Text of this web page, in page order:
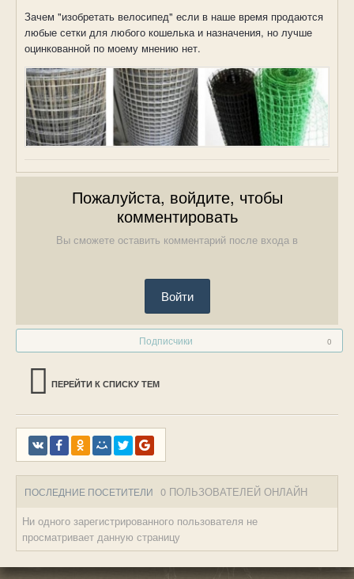
Зачем "изобретать велосипед" если в наше время продаются
любые сетки для любого кошелька и назначения, но лучше
оцинкованной по моему мнению нет.
Пожалуйста, войдите, чтобы
комментировать
Вы сможете оставить комментарий после входа в
Войти
Подписчики 0
ПЕРЕЙТИ К СПИСКУ ТЕМ
ПОСЛЕДНИЕ ПОСЕТИТЕЛИ 0 ПОЛЬЗОВАТЕЛЕЙ ОНЛАЙН
Ни одного зарегистрированного пользователя не
просматривает данную страницу